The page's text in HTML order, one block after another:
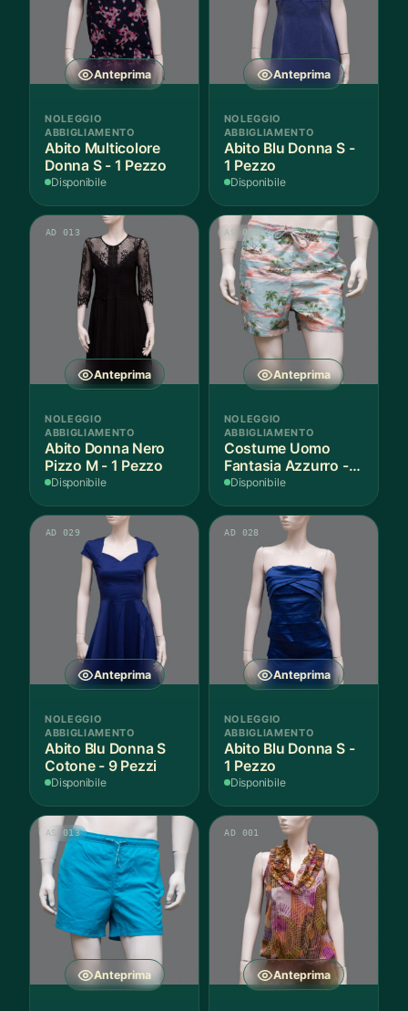
Anteprima
NOLEGGIO
ABBIGLIAMENTO
Abito Multicolore
Donna S - 1 Pezzo
Disponibile
Anteprima
NOLEGGIO
ABBIGLIAMENTO
Abito Blu Donna S -
1 Pezzo
Disponibile
Anteprima
AD 013
NOLEGGIO
ABBIGLIAMENTO
Abito Donna Nero
Pizzo M - 1 Pezzo
Disponibile
Anteprima
AS 011
NOLEGGIO
ABBIGLIAMENTO
Costume Uomo
Fantasia Azzurro - 1
Pezzo
Disponibile
Anteprima
AD 029
NOLEGGIO
ABBIGLIAMENTO
Abito Blu Donna S
Cotone - 9 Pezzi
Disponibile
Anteprima
AD 028
NOLEGGIO
ABBIGLIAMENTO
Abito Blu Donna S -
1 Pezzo
Disponibile
Anteprima
AS 013
Anteprima
AD 001